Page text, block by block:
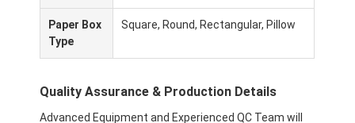
전자 제품 포장 상자
종이 선물 가방
엄격한 선물 상자
Paper Box
Type
Square, Round, Rectangular, Pillow
Quality Assurance & Production Details
Advanced Equipment and Experienced QC Team will